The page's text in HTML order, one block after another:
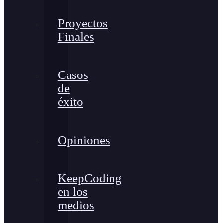
Proyectos
Finales
Casos
de
éxito
Opiniones
KeepCoding
en los
medios